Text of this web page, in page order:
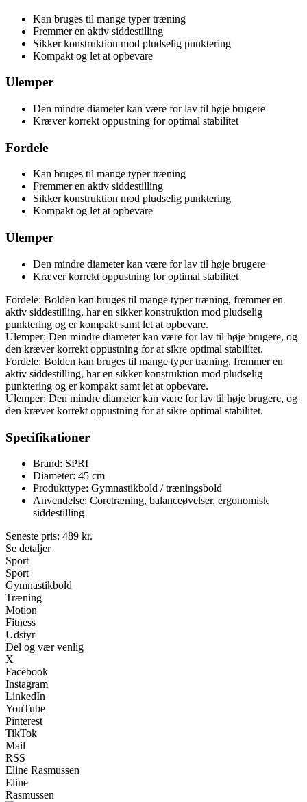
Kan bruges til mange typer træning
Fremmer en aktiv siddestilling
Sikker konstruktion mod pludselig punktering
Kompakt og let at opbevare
Ulemper
Den mindre diameter kan være for lav til høje brugere
Kræver korrekt oppustning for optimal stabilitet
Fordele
Kan bruges til mange typer træning
Fremmer en aktiv siddestilling
Sikker konstruktion mod pludselig punktering
Kompakt og let at opbevare
Ulemper
Den mindre diameter kan være for lav til høje brugere
Kræver korrekt oppustning for optimal stabilitet
Fordele: Bolden kan bruges til mange typer træning, fremmer en
aktiv siddestilling, har en sikker konstruktion mod pludselig
punktering og er kompakt samt let at opbevare.
Ulemper: Den mindre diameter kan være for lav til høje brugere, og
den kræver korrekt oppustning for at sikre optimal stabilitet.
Fordele: Bolden kan bruges til mange typer træning, fremmer en
aktiv siddestilling, har en sikker konstruktion mod pludselig
punktering og er kompakt samt let at opbevare.
Ulemper: Den mindre diameter kan være for lav til høje brugere, og
den kræver korrekt oppustning for at sikre optimal stabilitet.
Specifikationer
Brand: SPRI
Diameter: 45 cm
Produkttype: Gymnastikbold / træningsbold
Anvendelse: Coretræning, balanceøvelser, ergonomisk
siddestilling
Seneste pris: 489 kr.
Se detaljer
Sport
Sport
Gymnastikbold
Træning
Motion
Fitness
Udstyr
Del og vær venlig
X
Facebook
Instagram
LinkedIn
YouTube
Pinterest
TikTok
Mail
RSS
Eline Rasmussen
Eline
Rasmussen